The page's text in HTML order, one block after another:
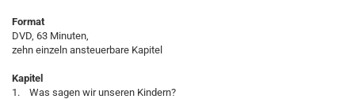
Format
DVD, 63 Minuten,
zehn einzeln ansteuerbare Kapitel
Kapitel
1. Was sagen wir unseren Kindern?